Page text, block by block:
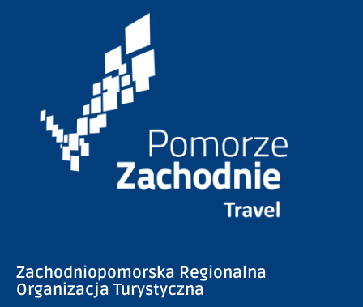
Zachodniopomorska Regionalna
Organizacja Turystyczna